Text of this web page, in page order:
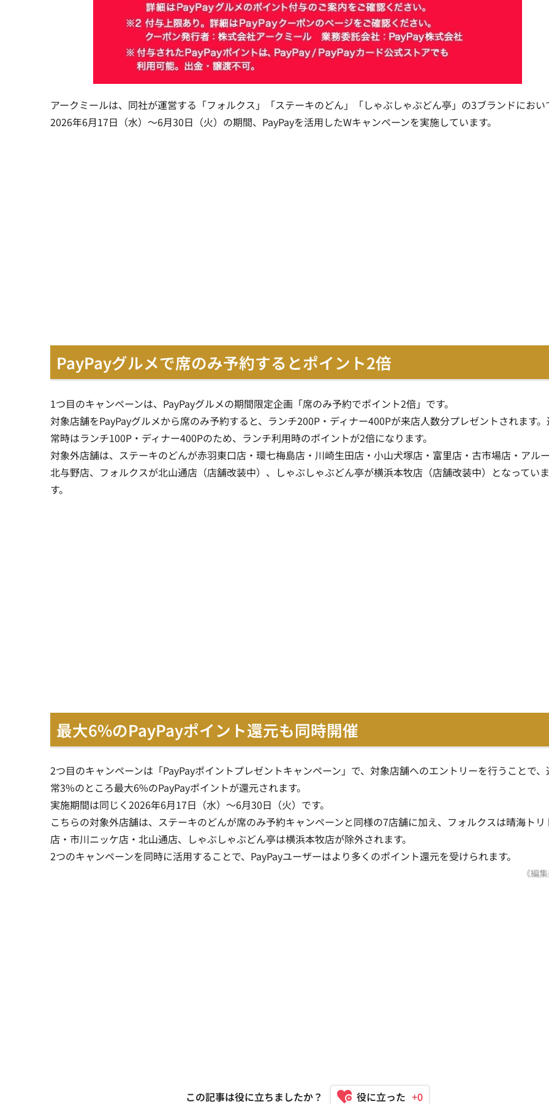
アークミールは、同社が運営する「フォルクス」「ステーキのどん」「しゃぶしゃぶどん亭」の3ブランドにおい
2026年6月17日（水）～6月30日（火）の期間、PayPayを活用したWキャンペーンを実施しています。
PayPayグルメで席のみ予約するとポイント2倍
1つ目のキャンペーンは、PayPayグルメの期間限定企画「席のみ予約でポイント2倍」です。
対象店舗をPayPayグルメから席のみ予約すると、ランチ200P・ディナー400Pが来店人数分プレゼントされます
常時はランチ100P・ディナー400Pのため、ランチ利用時のポイントが2倍になります。
対象外店舗は、ステーキのどんが赤羽東口店・環七梅島店・川崎生田店・小山犬塚店・富里店・古市場店・アル
北与野店、フォルクスが北山通店（店舗改装中）、しゃぶしゃぶどん亭が横浜本牧店（店舗改装中）となっていま
す。
最大6%のPayPayポイント還元も同時開催
2つ目のキャンペーンは「PayPayポイントプレゼントキャンペーン」で、対象店舗へのエントリーを行うことで、
常3%のところ最大6%のPayPayポイントが還元されます。
実施期間は同じく2026年6月17日（水）～6月30日（火）です。
こちらの対象外店舗は、ステーキのどんが席のみ予約キャンペーンと同様の7店舗に加え、フォルクスは晴海トリ
店・市川ニッケ店・北山通店、しゃぶしゃぶどん亭は横浜本牧店が除外されます。
2つのキャンペーンを同時に活用することで、PayPayユーザーはより多くのポイント還元を受けられます。
《編
この記事は役に立ちましたか？ +0